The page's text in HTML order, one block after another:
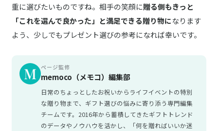
重に選びたいものですね。相手の笑顔に贈る側もきっと
「これを選んで良かった」と満足できる贈り物になります
よう、少しでもプレゼント選びの参考になれば幸いです。
ページ監修
memoco（メモコ）編集部
日常のちょっとしたお祝いからライフイベントの特別
な贈り物まで、ギフト選びの悩みに寄り添う専門編集
チームです。2016年から蓄積してきたギフトトレンド
のデータやノウハウを活かし、「何を贈ればいいか迷